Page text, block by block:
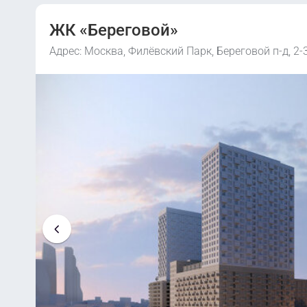
ЖК «Береговой»
Адрес: Москва, Филёвский Парк, Береговой п-д, 2-